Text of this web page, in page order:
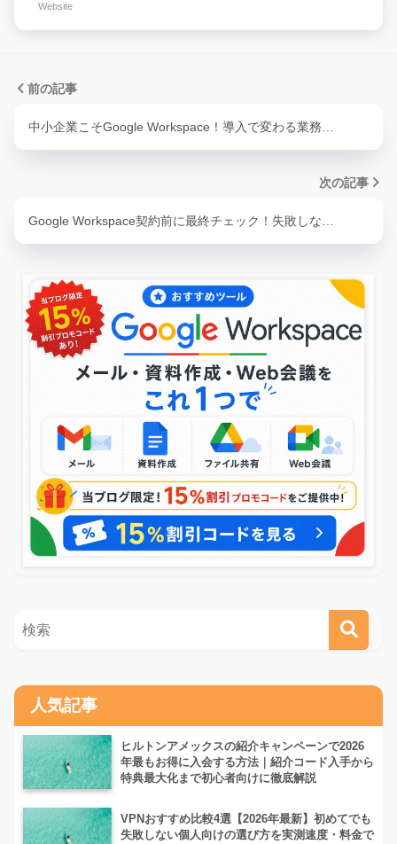
Website
前の記事
中小企業こそGoogle Workspace！導入で変わる業務…
次の記事
Google Workspace契約前に最終チェック！失敗しな…
人気記事
ヒルトンアメックスの紹介キャンペーンで2026
年最もお得に入会する方法｜紹介コード入手から
特典最大化まで初心者向けに徹底解説
VPNおすすめ比較4選【2026年最新】初めてでも
失敗しない個人向けの選び方を実測速度・料金で